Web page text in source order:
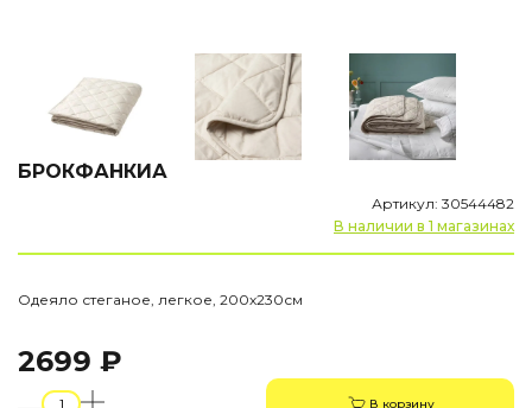
БРОКФАНКИА
Артикул: 30544482
В наличии в 1 магазинах
Одеяло стеганое, легкое, 200х230см
2699 ₽
В корзину